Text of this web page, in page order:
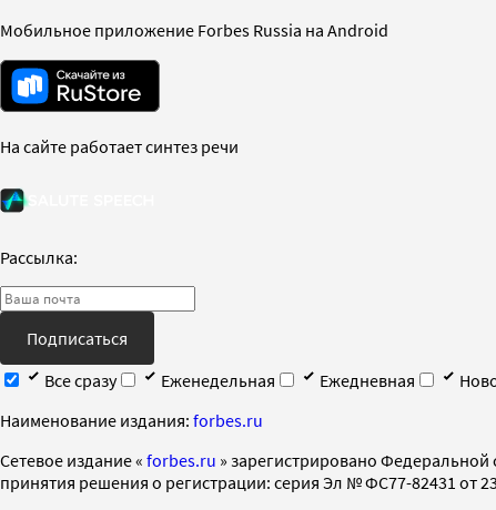
Мобильное приложение Forbes Russia на Android
На сайте работает синтез речи
Рассылка:
Подписаться
Все сразу
Еженедельная Ежедневная
Наименование издания: forbes.ru
Cетевое издание « forbes.ru » зарегистрировано
принятия решения о регистрации: серия Эл № ФС77-82431 от